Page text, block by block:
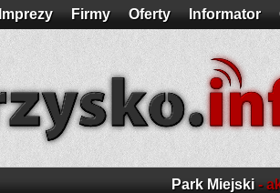
Imprezy Firmy Oferty Informator
Park Miejski-